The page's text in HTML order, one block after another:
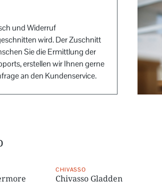
und Widerruf
wird. Der Zuschnitt
Sie die Ermittlung der
erstellen wir Ihnen gerne
an den Kundenservice.
CHIVASSO
Chivasso Gladden